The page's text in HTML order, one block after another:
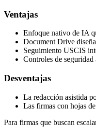
Ventajas
Enfoque nativo de IA
Document Drive
Seguimiento USCIS
Controles de
Desventajas
La redacción asistida
Las firmas con hojas
Para firmas que buscan